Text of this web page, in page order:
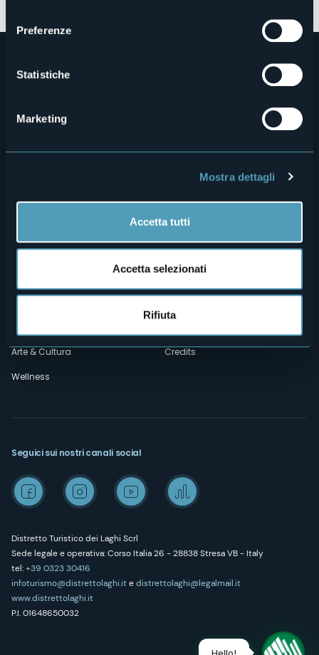
Preferenze
Statistiche
Marketing
Mostra dettagli
Accetta tutti
Accetta selezionati
Rifiuta
Menù
secondario
Chi siamo
Contatti
Cookie Policy
Amministrazione trasparente
Arte & Cultura
Wellness
Enogastronomia
Webcam
Eventi
Ospitalità
Mice
Wedding
Credits
Distretto Turistico dei Laghi Scrl
Sede legale e operativa: Corso Italia 26 - 28838 Stresa VB - Italy
tel:+39 0323 30416
infoturismo@distrettolaghi.itedistrettolaghi@legalmail.it
www.distrettolaghi.it
P.I. 01648650032
Seguici sui nostri canali social